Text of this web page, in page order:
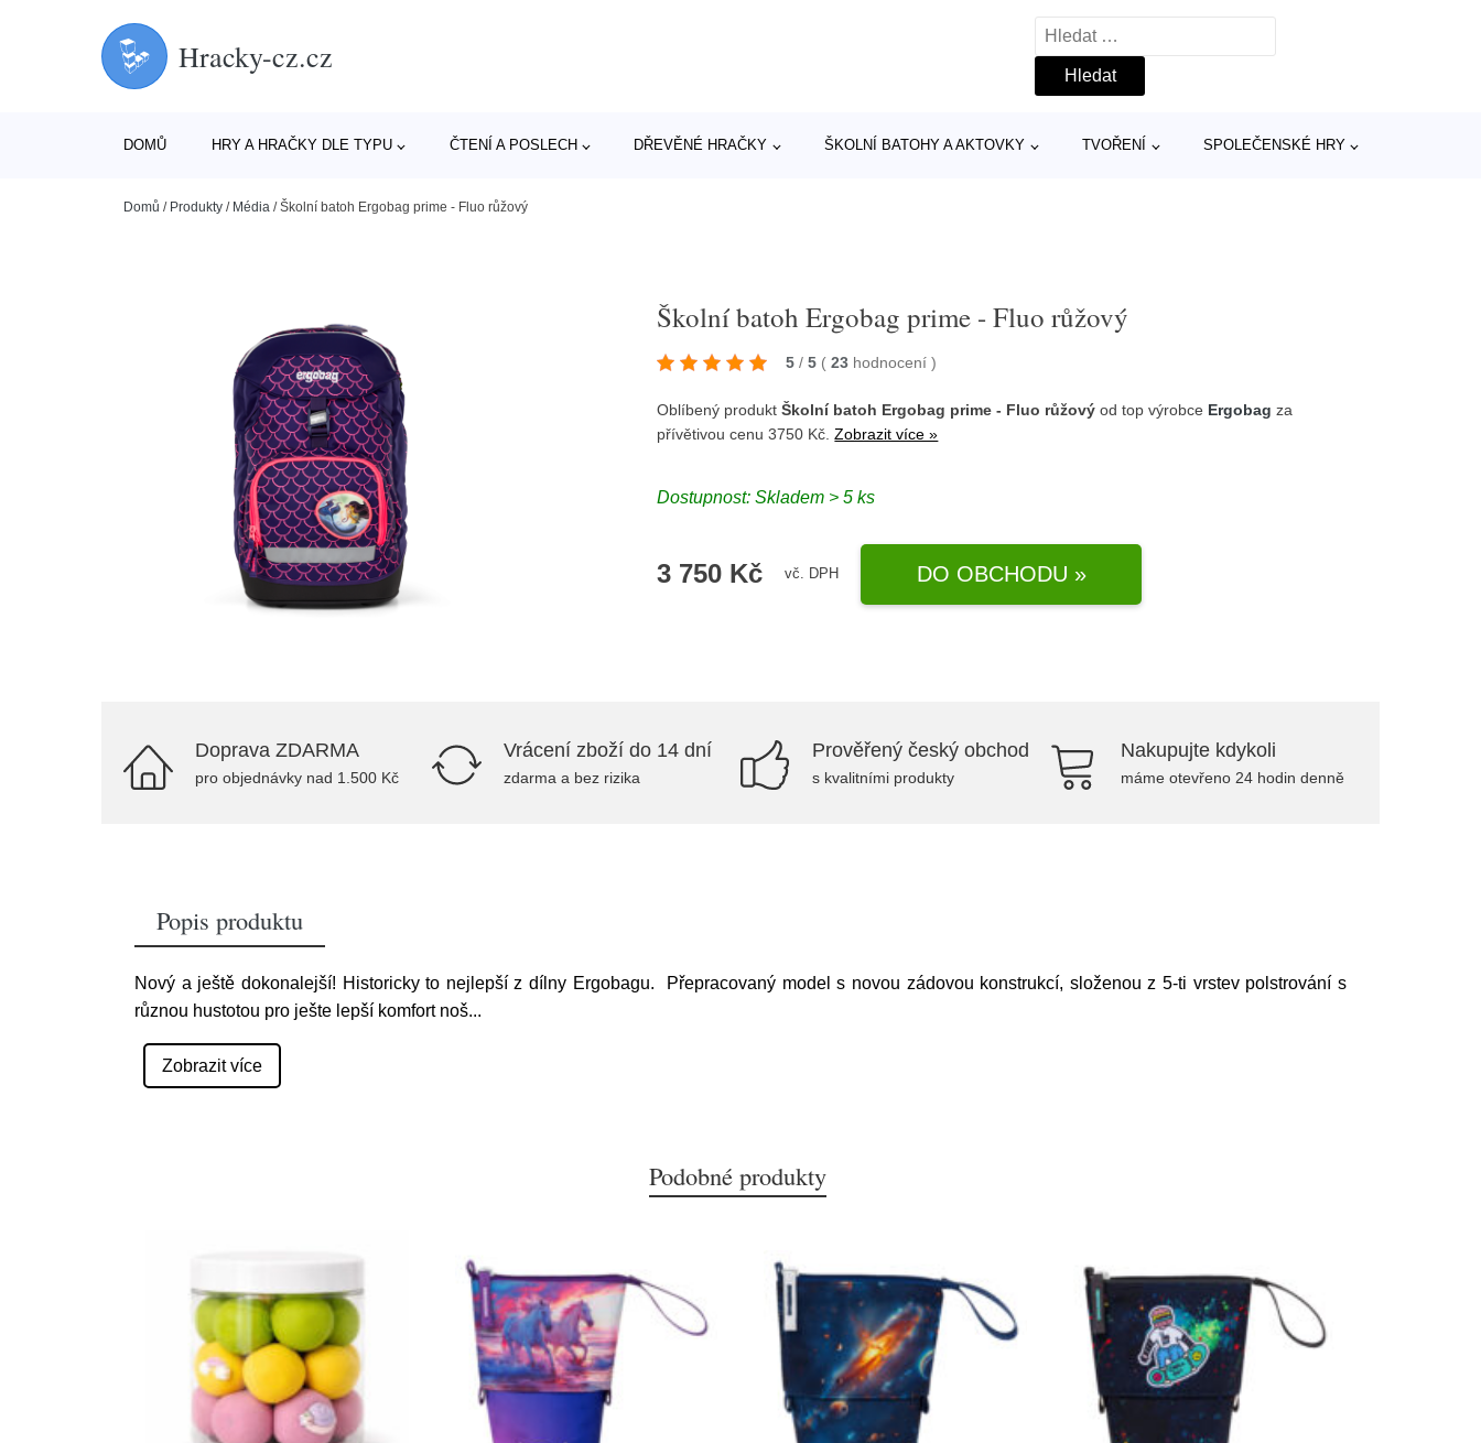
Hracky-cz.cz
Vyhledávání
DOMŮ HRY A HRAČKY DLE TYPU ČTENÍ A POSLECH DŘEVĚNÉ HRAČKY ŠKOLNÍ BATOHY A AKTOVKY TVOŘENÍ SPOLEČENSKÉ HRY
Domů / Produkty / Média /Školní batoh Ergobag prime - Fluo růžový
Školní batoh Ergobag prime - Fluo růžový
5 / 5 ( 23 hodnocení)
Oblíbený produktŠkolní batoh Ergobag prime - Fluo růžový od top výrobce Ergobag za
přívětivou cenu 3750 Kč.Zobrazit více »
Dostupnost: Skladem > 5 ks
3 750 Kč vč. DPH DO OBCHODU »
Doprava ZDARMA
pro objednávky nad 1.500 Kč
Vrácení zboží do 14 dní
zdarma a bez rizika
Prověřený český obchod
s kvalitními produkty
Nakupujte kdykoli
máme otevřeno 24 hodin denně
Popis produktu
Nový a ještě dokonalejší! Historicky to nejlepší z dílny Ergobagu. Přepracovaný model s novou zádovou konstrukcí, složenou z 5-ti vrstev polstrování s
různou hustotou pro ješte lepší komfort noš...
Zobrazit více
Podobné produkty